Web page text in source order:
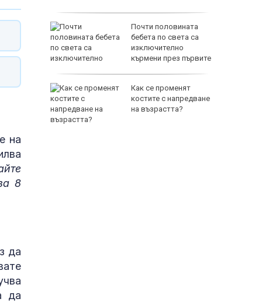
на
8
да
да
на
Почти половината
бебета по света са
изключително
кърмени през първите
Как се променят
костите с напредване
на възрастта?